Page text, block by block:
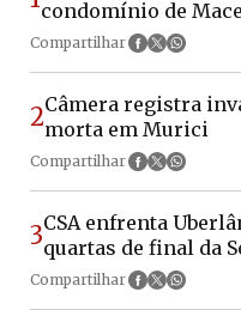
condomínio de
Compartilhar
2Câmera registra
morta em Murici
Compartilhar
3CSA enfrenta
quartas de final da
Compartilhar